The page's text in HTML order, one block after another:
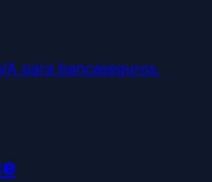
para bancaseguros.